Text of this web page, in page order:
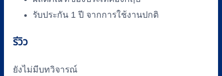
รับประกัน 1 ปี จากการใช้งานปกติ
รีวิว
ยังไม่มีบทวิจารณ์